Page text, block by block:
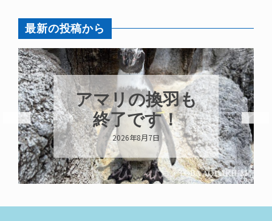
最新の投稿から
アマリの換羽も
終了です！
2026年8月7日